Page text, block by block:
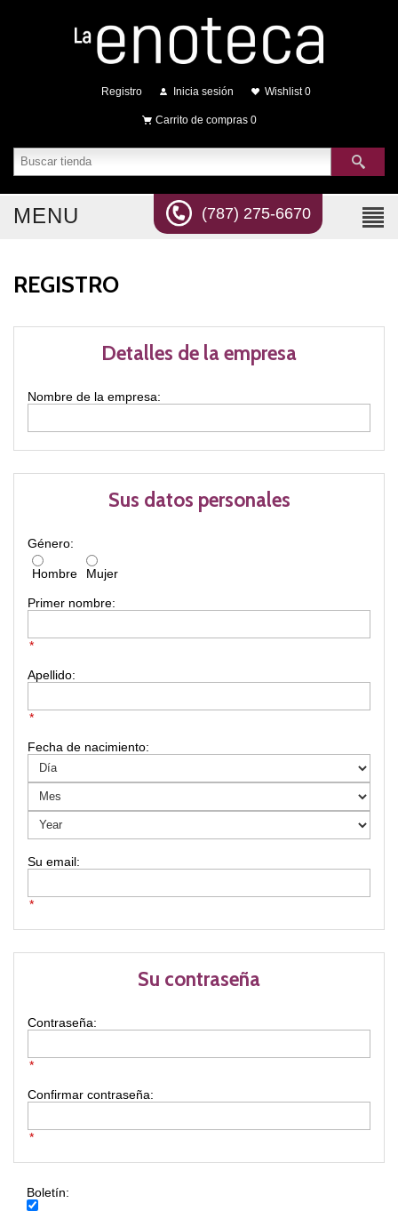
Registro Inicia sesión Wishlist 0
Carrito de compras 0
(787) 275-6670
MENU
REGISTRO
Sus datos personales
Género:
Hombre Mujer
Primer nombre:
*
Apellido:
*
Fecha de nacimiento:
*
Detalles de la empresa
Nombre de la empresa:
Boletín:
Su contraseña
Contraseña:
*
Confirmar contraseña:
*